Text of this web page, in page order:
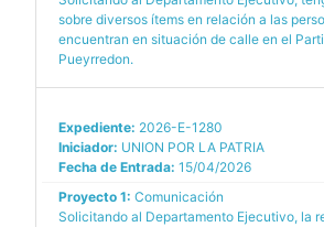
sobre diversos ítems en relación a las
encuentran en situación de calle en el
Pueyrredon.
Expediente: 2026-E-1280
Iniciador: UNION POR LA PATRIA
Fecha de Entrada: 15/04/2026
Proyecto 1: Comunicación
Solicitando al Departamento Ejecutivo, la